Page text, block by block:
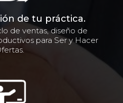
de tu práctica.
de ventas, diseño de
para Ser y Hacer